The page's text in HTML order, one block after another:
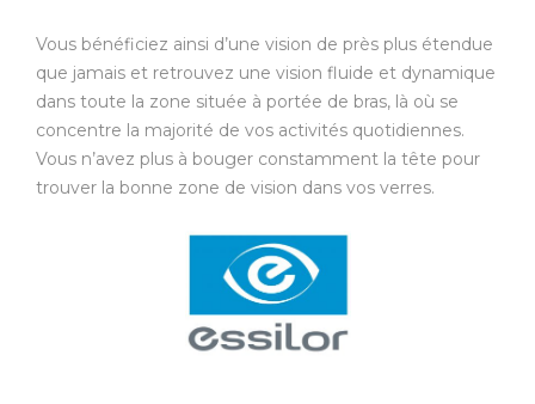
Vous bénéficiez ainsi d’une vision de près plus étendue
que jamais et retrouvez une vision fluide et dynamique
dans toute la zone située à portée de bras, là où se
concentre la majorité de vos activités quotidiennes.
Vous n’avez plus à bouger constamment la tête pour
trouver la bonne zone de vision dans vos verres.